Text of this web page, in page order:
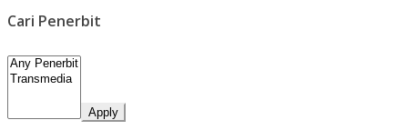
Cari Penerbit
Apply